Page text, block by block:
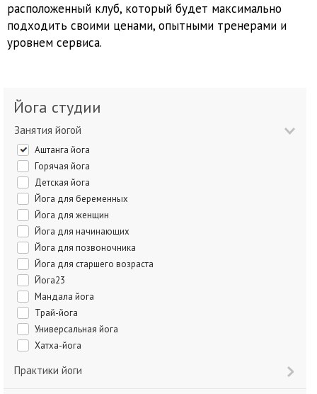
расположенный клуб, который будет максимально
подходить своими ценами, опытными тренерами и
уровнем сервиса.
Йога студии
Занятия йогой
Аштанга йога
Горячая йога
Детская йога
Йога для беременных
Йога для женщин
Йога для начинающих
Йога для позвоночника
Йога для старшего возраста
Йога23
Мандала йога
Трай-йога
Универсальная йога
Хатха-йога
Практики йоги